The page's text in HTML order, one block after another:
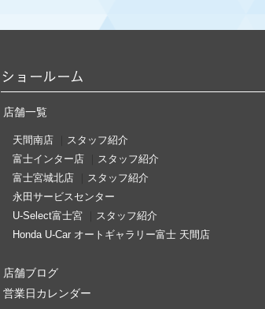
2026.07.30
2026.07.16
2026.07.16
日本をワクワクさせたい。NEW N-BOX登場。
お知らせ
N-BOX バリ保実質年率2.9％キャンペーン実施中！
お知らせ
お知らせ
ショールーム
店舗一覧
天間南店
スタッフ紹介
富士インター店
スタッフ紹介
富士宮城北店
スタッフ紹介
永田サービスセンター
U-Select富士宮
スタッフ紹介
Honda U-Car オートギャラリー富士 天間店
店舗ブログ
営業日カレンダー